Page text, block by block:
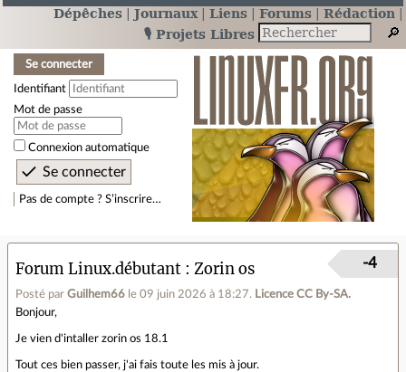
Dépêches Journaux Liens Forums
Rédaction
🎙️ Projets Libres
Se connecter
Identifiant
Mot de passe
Connexion automatique
Pas de compte ? S’inscrire…
Forum Linux.débutant Zorin os
Posté par Guilhem66 le 09 juin 2026 à 18:27. Licence CC By‑SA.
-4
Bonjour,
Je vien d'intaller zorin os 18.1
Tout ces bien passer, j'ai fais toute les mis à jour.